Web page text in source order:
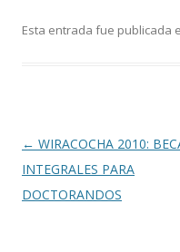
e
k
itt m
r
Esta entrada fue publicada
Navegación
de
entradas
← WIRACOCHA 2010:
INTEGRALES PARA
DOCTORANDOS